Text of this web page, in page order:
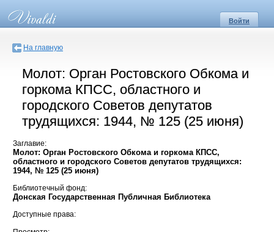
Войти
На главную
Молот: Орган Ростовского Обкома и
горкома КПСС, областного и
городского Советов депутатов
трудящихся: 1944, № 125 (25 июня)
Заглавие:
Молот: Орган Ростовского Обкома и горкома КПСС,
областного и городского Советов депутатов трудящихся:
1944, № 125 (25 июня)
Библиотечный фонд:
Донская Государственная Публичная Библиотека
Доступные права: